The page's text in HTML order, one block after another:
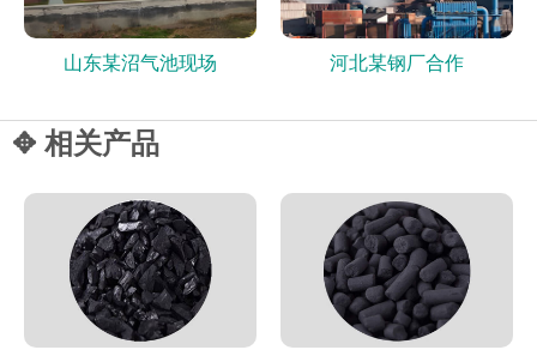
山东某沼气池现场 河北某钢厂合作
✥ 相关产品